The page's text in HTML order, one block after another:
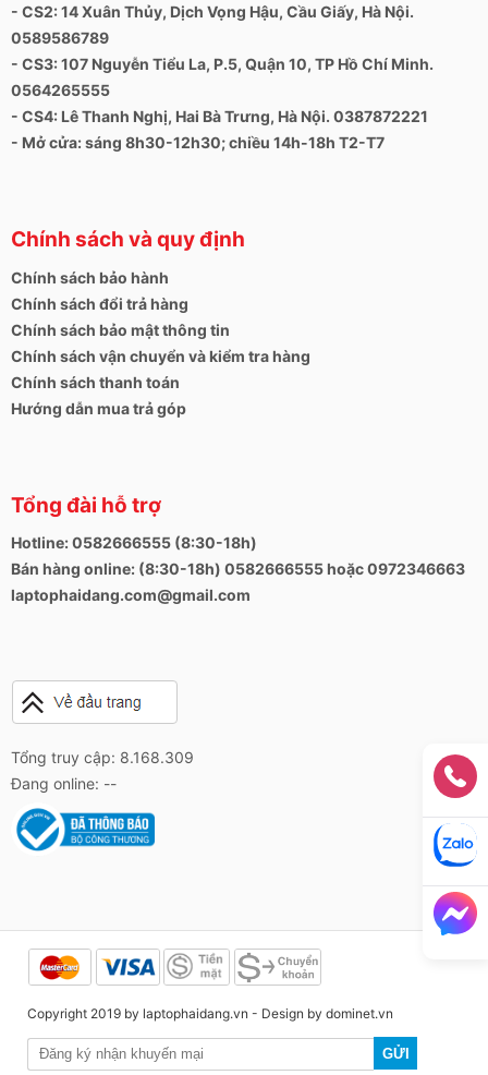
- CS2: 14 Xuân Thủy, Dịch Vọng Hậu, Cầu Giấy, Hà Nội.
0589586789
- CS3: 107 Nguyễn Tiểu La, P.5, Quận 10, TP Hồ Chí Minh.
0564265555
- CS4: Lê Thanh Nghị, Hai Bà Trưng, Hà Nội. 0387872221
- Mở cửa: sáng 8h30-12h30; chiều 14h-18h T2-T7
Chính sách và quy định
Chính sách bảo hành
Chính sách đổi trả hàng
Chính sách bảo mật thông tin
Chính sách vận chuyển và kiểm tra hàng
Chính sách thanh toán
Hướng dẫn mua trả góp
Tổng đài hỗ trợ
Hotline: 0582666555 (8:30-18h)
Bán hàng online: (8:30-18h) 0582666555 hoặc 0972346663
laptophaidang.com@gmail.com
Tổng truy cập: 8.168.309
Đang online: --
Copyright 2019 by laptophaidang.vn - Design by dominet.vn
GỬI